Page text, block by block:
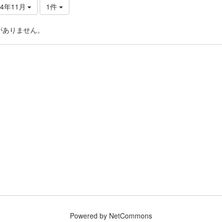
年11月 1件
りません。
Powered by NetCommons